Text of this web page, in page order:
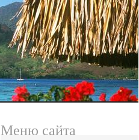
Меню сайта